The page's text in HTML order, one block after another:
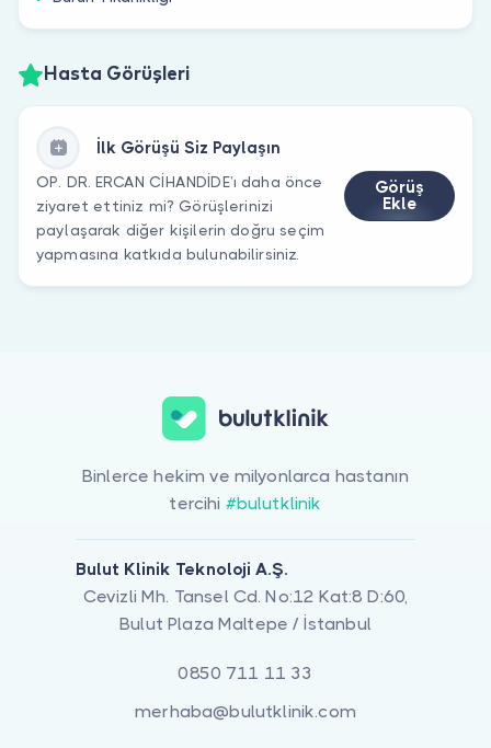
Hasta Görüşleri
İlk Görüşü Siz Paylaşın
OP. DR. ERCAN CİHANDİDE’ı daha önce
ziyaret ettiniz mi? Görüşlerinizi
paylaşarak diğer kişilerin doğru seçim
yapmasına katkıda bulunabilirsiniz.
Görüş
Ekle
Binlerce hekim ve milyonlarca hastanın
tercihi #bulutklinik
Bulut Klinik Teknoloji A.Ş.
Cevizli Mh. Tansel Cd. No:12 Kat:8 D:60,
Bulut Plaza Maltepe / İstanbul
0850 711 11 33
merhaba@bulutklinik.com